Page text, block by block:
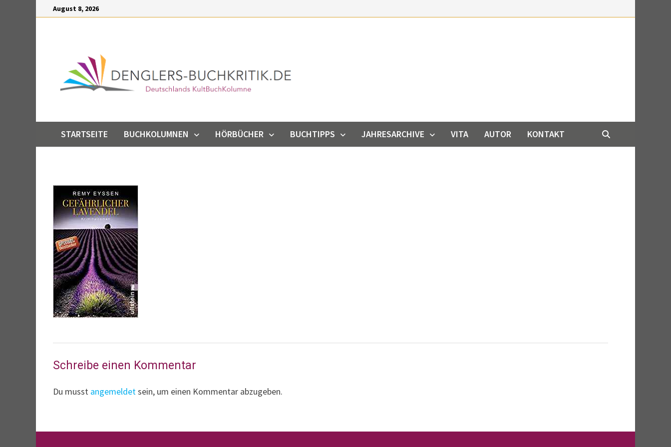
Inhalt
August 8, 2026
STARTSEITE BUCHKOLUMNEN HÖRBÜCHER BUCHTIPPS JAHRESARCHIVE VITA AUTOR KONTAKT
Schreibe einen Kommentar
Du musst angemeldetsein, um einen Kommentar abzugeben.